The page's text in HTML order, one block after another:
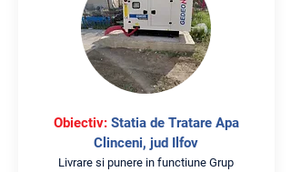
Obiectiv:Statia de Tratare Apa
Clinceni, jud Ilfov
Livrare si punere in functiune Grup